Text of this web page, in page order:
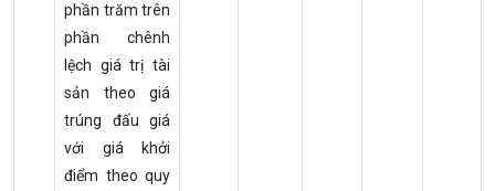
phần trăm trên
phần chênh
lệch giá trị tài
sản theo giá
trúng đấu giá
với giá khởi
điểm theo quy